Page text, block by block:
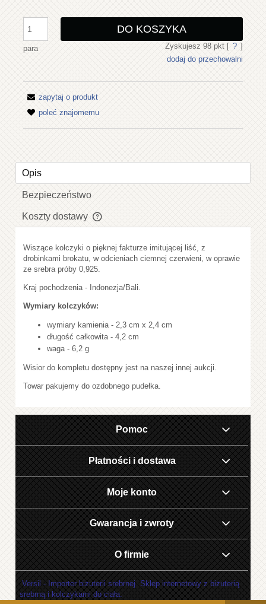
para
DO KOSZYKA
Zyskujesz 98pkt [ ? ]
dodaj do przechowalni
zapytaj o produkt
poleć znajomemu
Opis
Bezpieczeństwo
Koszty dostawy
Cena nie zawiera ewentualnych kosztów płatności
Wiszące kolczyki o pięknej fakturze imitującej liść, z
drobinkami brokatu, w odcieniach ciemnej czerwieni, w oprawie
ze srebra próby 0,925.
Kraj pochodzenia - Indonezja/Bali.
Wymiary kolczyków:
wymiary kamienia - 2,3 cm x 2,4 cm
długość całkowita - 4,2 cm
waga - 6,2 g
Wisior do kompletu dostępny jest na naszej innej aukcji.
Towar pakujemy do ozdobnego pudełka.
Pomoc
Płatności i dostawa
Moje konto
Gwarancja i zwroty
O firmie
Versil - Importer biżuterii srebrnej. Sklep internetowy z biżuterią
srebrną i kolczykami do ciała.